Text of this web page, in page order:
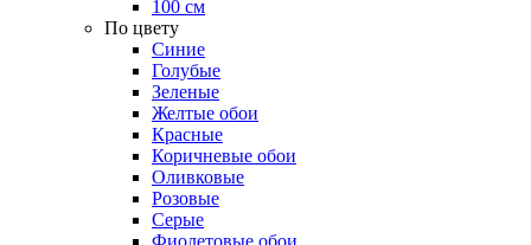
100 см
По цвету
Синие
Голубые
Зеленые
Желтые обои
Красные
Коричневые обои
Оливковые
Розовые
Серые
Фиолетовые обои